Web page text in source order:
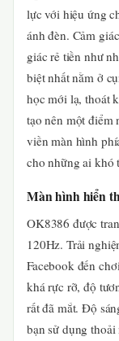
lực với hiệu ứng
ánh đèn. Cảm
giác rẻ tiền như
biệt nhất nằm ở
học mới lạ, thoát
tạo nên một điểm
viền màn hình
cho những ai khó
Màn hình hiển
OK8386 được
120Hz. Trải
Facebook đến
khá rực rỡ, độ
rất đã mắt. Độ
bạn sử dụng